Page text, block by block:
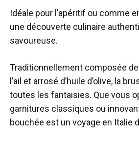
Idéale pour l’apéritif ou comme
une découverte culinaire
savoureuse.
Traditionnellement composée
l’ail et arrosé d’huile d’olive, la
toutes les fantaisies. Que vous
garnitures classiques ou
bouchée est un voyage en Italie